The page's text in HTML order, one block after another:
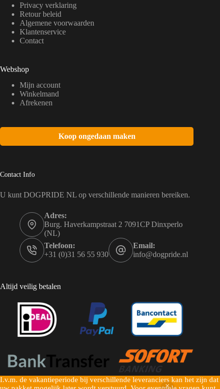
I.v.m. de vakantieperiode bij verschillende leveranciers kan het zijn dat
Privacy verklaring
Retour beleid
Algemene voorwaarden
Klantenservice
Contact
Webshop
Mijn account
Winkelmand
Afrekenen
Koop ongedaan maken
Contact Info
U kunt DOGPRIDE NL op verschillende manieren bereiken.
Adres:
Burg. Haverkampstraat 2 7091CP Dinxperlo
(NL)
Telefoon:
+31 (0)31 56 55 930
Email:
info@dogpride.nl
Altijd veilig betalen
Copyright © 2026 Dogpride NL - Mogelijk gemaakt door